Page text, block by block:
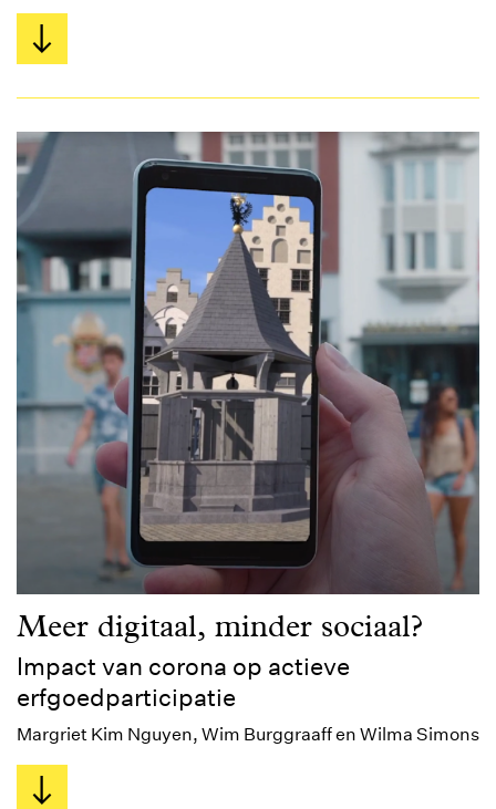
Meer digitaal, minder sociaal?
Impact van corona op actieve
erfgoedparticipatie
Margriet Kim Nguyen, Wim Burggraaff en Wilma Simons